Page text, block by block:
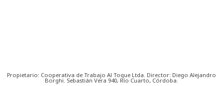
Propietario: Cooperativa de Trabajo Al Toque Ltda. Director: Diego Alejandro
Borghi. Sebastián Vera 940, Río Cuarto, Córdoba.